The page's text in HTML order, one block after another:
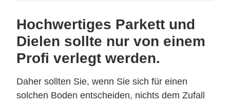
Hochwertiges Parkett und
Dielen sollte nur von einem
Profi verlegt werden.
Daher sollten Sie, wenn Sie sich für einen
solchen Boden entscheiden, nichts dem Zufall